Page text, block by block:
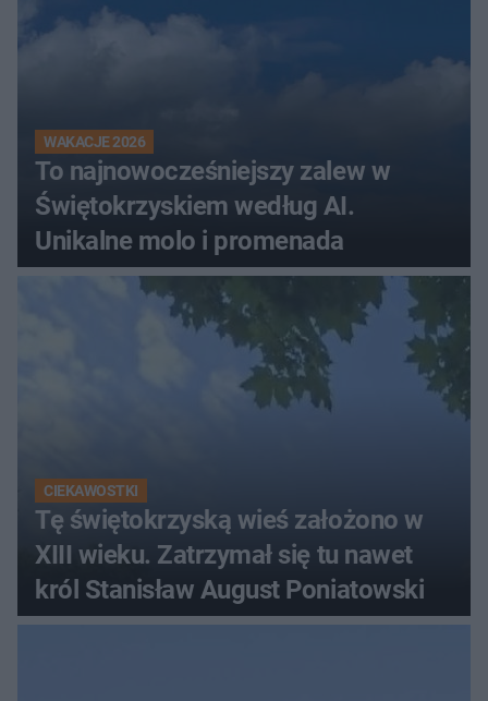
WAKACJE 2026
To najnowocześniejszy zalew w
Świętokrzyskiem według AI.
Unikalne molo i promenada
CIEKAWOSTKI
Tę świętokrzyską wieś założono w
XIII wieku. Zatrzymał się tu nawet
król Stanisław August Poniatowski